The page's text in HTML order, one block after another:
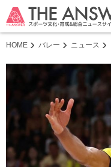
HOME バレー ニュース